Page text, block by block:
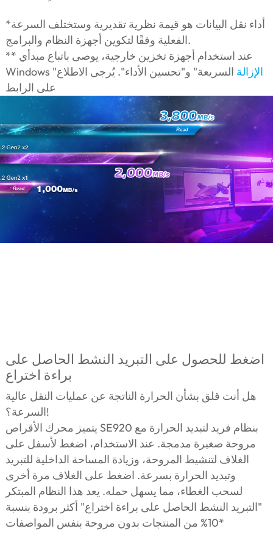
*أداء نقل البيانات هو قيمة نظرية تقديرية وستختلف السرعة
الفعلية وفقًا لتكوين أجهزة النظام والبرامج.
** عند استخدام أجهزة تخزين خارجية، يوصى باتباع مبدأي
Windows "
الإزالة السريعة" و"تحسين الأداء". يُرجى الاطلاع
على الرابط
اضغط للحصول على التبريد النشط الحاصل على
براءة اختراع
هل أنت قلق بشأن الحرارة الناتجة عن عمليات النقل عالية
السرعة؟!
يتميز محرك الأقراص SE920 بنظام فريد لتبديد الحرارة مع
مروحة صغيرة مدمجة. عند الاستخدام، اضغط لأسفل على
الغلاف لتنشيط المروحة، وزيادة المساحة الداخلية للتبريد
وتبديد الحرارة بسرعة. اضغط على الغلاف مرة أخرى
لسحب الغطاء، مما يسهل حمله. يعد هذا النظام المبتكر
"التبريد النشط الحاصل على براءة اختراع" أكثر برودة بنسبة
10% من المنتجات بدون مروحة بنفس المواصفات*